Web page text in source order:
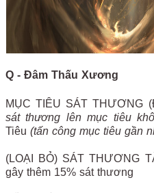
Q - Đâm Thấu Xương
MỤC TIÊU SÁT THƯƠNG
sát thương lên mục tiêu
Tiêu (tấn công mục tiêu gần
(LOẠI BỎ) SÁT THƯƠNG
gây thêm 15% sát thương